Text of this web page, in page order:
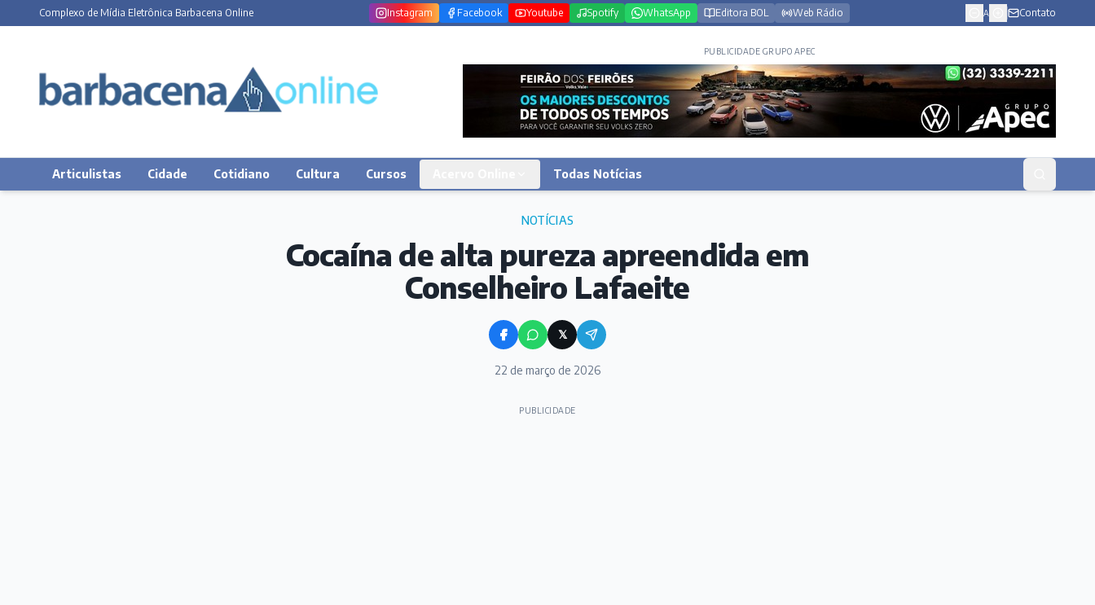
Complexo de Mídia Eletrônica Barbacena Online Instagram Facebook Youtube Spotify WhatsApp Editora BOL Web Rádio A Contato
PUBLICIDADE GRUPO APEC
Articulistas Cidade Cotidiano Cultura Cursos Todas Notícias
NOTÍCIAS
Cocaína de alta pureza apreendida em
Conselheiro Lafaeite
𝕏
22 de março de 2026
PUBLICIDADE